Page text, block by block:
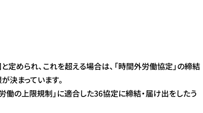
められ、これを超える場合は、「時間外労働協定」の締結
決まっています。
働の上限規制」に適合した36協定に締結・届け出をしたう